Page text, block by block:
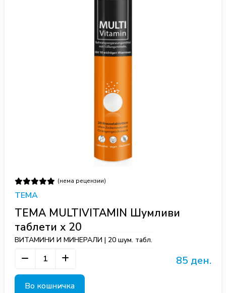
(нема рецензии)
TEMA
TEMA MULTIVITAMIN Шумливи
таблети х 20
ВИТАМИНИ И МИНЕРАЛИ | 20 шум. табл.
85 ден.
Во кошничка